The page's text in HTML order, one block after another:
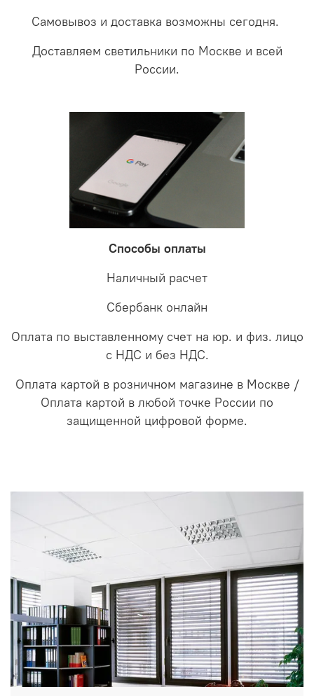
Самовывоз и доставка возможны сегодня.
Доставляем светильники по Москве и всей
России.
Способы оплаты
Наличный расчет
Сбербанк онлайн
Оплата по выставленному счет на юр. и физ. лицо
с НДС и без НДС.
Оплата картой в розничном магазине в Москве /
Оплата картой в любой точке России по
защищенной цифровой форме.